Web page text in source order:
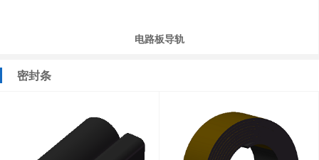
电路板导轨
密封条